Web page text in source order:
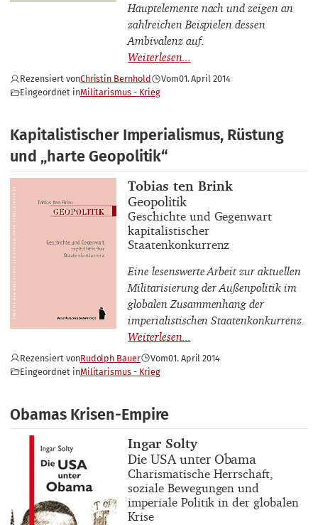
Hauptelemente nach und zeigen an
zahlreichen Beispielen dessen
Ambivalenz auf.
Rezensiert vonChristin Bernhold Vom01. April 2014
Eingeordnet inMilitarismus - Krieg
Kapitalistischer Imperialismus, Rüstung
und „harte Geopolitik“
Buchautor_innen
Tobias ten Brink
Buchtitel
Geopolitik
Buchuntertitel
Geschichte und Gegenwart
kapitalistischer
Staatenkonkurrenz
Eine lesenswerte Arbeit zur aktuellen
Militarisierung der Außenpolitik im
globalen Zusammenhang der
imperialistischen Staatenkonkurrenz.
Rezensiert vonRudolph Bauer Vom01. April 2014
Eingeordnet inMilitarismus - Krieg
Obamas Krisen-Empire
Buchautor_innen
Ingar Solty
Buchtitel
Die USA unter Obama
Buchuntertitel
Charismatische Herrschaft,
soziale Bewegungen und
imperiale Politik in der globalen
Krise